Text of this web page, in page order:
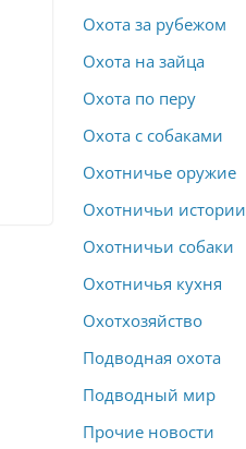
Охота за рубежом
Охота на зайца
Охота по перу
Охота с собаками
Охотничье оружие
Охотничьи истории
Охотничьи собаки
Охотничья кухня
Охотхозяйство
Подводная охота
Подводный мир
Прочие новости